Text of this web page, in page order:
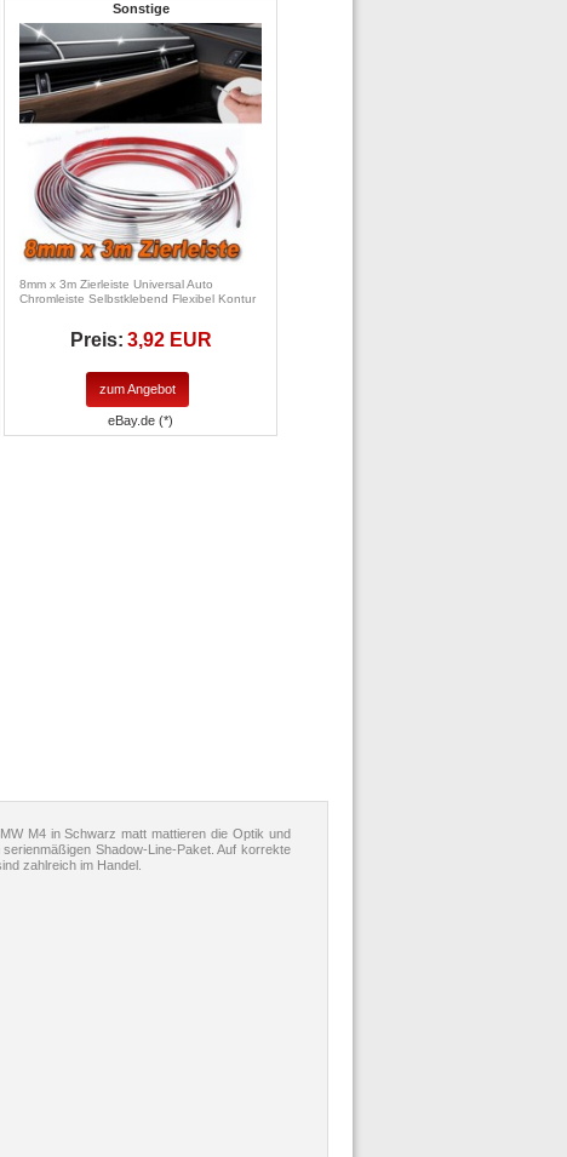
Sonstige
8mm x 3m Zierleiste Universal Auto
Chromleiste Selbstklebend Flexibel Kontur
Preis: 3,92 EUR
zum Angebot
eBay.de (*)
M4 in Schwarz matt mattieren die Optik und
Shadow-Line-Paket. Auf korrekte
zahlreich im Handel.